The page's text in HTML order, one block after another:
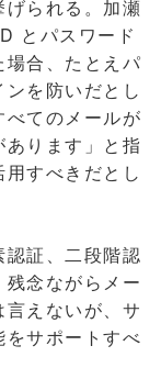
られる。加瀬
とパスワード
合、たとえパ
を防いだとし
てのメールが
ります」と指
すべきだとし
証、二段階認
念ながらメー
えないが、サ
サポートすべ